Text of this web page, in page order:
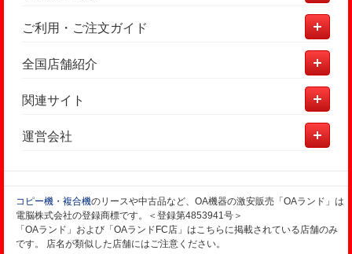
ご利用・ご注文ガイド
全国店舗紹介
関連サイト
運営会社
コピー機・複合機のリースや中古品など、OA機器の激安販売「OAランド」は
電脳株式会社の登録商標です。＜登録第4853941号＞
「OAランド」および「OAランドFC店」はこちらに掲載されている店舗のみ
です。 店名が類似した店舗にはご注意ください。